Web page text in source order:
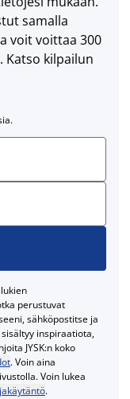
samalla
voit voittaa 300
Katso kilpailun
perustuvat
sähköpostitse ja
inspiraatiota,
JYSK:n koko
. Voin aina
Voin lukea
.